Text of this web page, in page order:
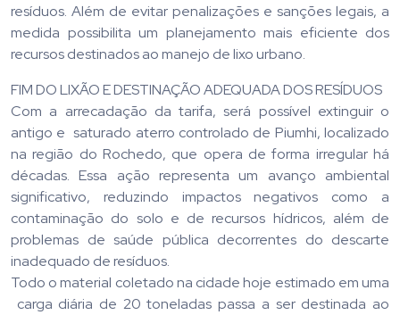
resíduos. Além de evitar penalizações e sanções legais, a
medida possibilita um planejamento mais eficiente dos
recursos destinados ao manejo de lixo urbano.
FIM DO LIXÃO E DESTINAÇÃO ADEQUADA DOS RESÍDUOS
Com a arrecadação da tarifa, será possível extinguir o
antigo e saturado aterro controlado de Piumhi, localizado
na região do Rochedo, que opera de forma irregular há
décadas. Essa ação representa um avanço ambiental
significativo, reduzindo impactos negativos como a
contaminação do solo e de recursos hídricos, além de
problemas de saúde pública decorrentes do descarte
inadequado de resíduos.
Todo o material coletado na cidade hoje estimado em uma
carga diária de 20 toneladas passa a ser destinada ao